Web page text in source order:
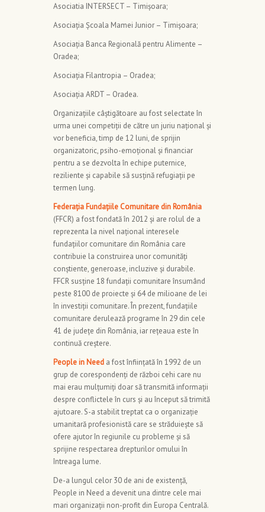
Asociatia INTERSECT – Timișoara;
Asociația Școala Mamei Junior – Timișoara;
Asociația Banca Regională pentru Alimente –
Oradea;
Asociația Filantropia – Oradea;
Asociația ARDT – Oradea.
Organizațiile câștigătoare au fost selectate în
urma unei competiții de către un juriu național și
vor beneficia, timp de 12 luni, de sprijin
organizatoric, psiho-emoțional și financiar
pentru a se dezvolta în echipe puternice,
reziliente și capabile să susțină refugiații pe
termen lung.
Federația Fundațiile Comunitare din România
(FFCR) a fost fondată în 2012 și are rolul de a
reprezenta la nivel naţional interesele
fundaţiilor comunitare din România care
contribuie la construirea unor comunități
conștiente, generoase, incluzive și durabile.
FFCR susține 18 fundații comunitare însumând
peste 8100 de proiecte și 64 de milioane de lei
în investiții comunitare. În prezent, fundațiile
comunitare derulează programe în 29 din cele
41 de județe din România, iar rețeaua este în
continuă creştere.
People in Need a fost înființată în 1992 de un
grup de corespondenți de război cehi care nu
mai erau mulțumiți doar să transmită informații
despre conflictele în curs și au început să trimită
ajutoare. S-a stabilit treptat ca o organizație
umanitară profesionistă care se străduiește să
ofere ajutor în regiunile cu probleme și să
sprijine respectarea drepturilor omului în
întreaga lume.
De-a lungul celor 30 de ani de existență,
People in Need a devenit una dintre cele mai
mari organizații non-profit din Europa Centrală.